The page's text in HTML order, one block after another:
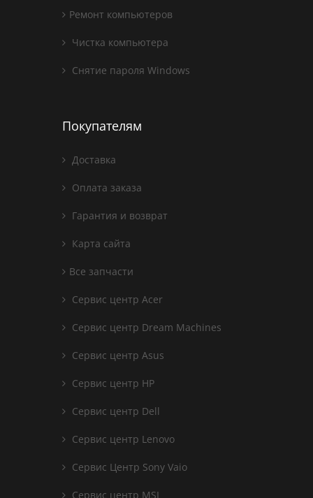
Ремонт компьютеров
Чистка компьютера
Снятие пароля Windows
Покупателям
Доставка
Оплата заказа
Гарантия и возврат
Карта сайта
Все запчасти
Сервис центр Acer
Сервис центр Dream Machines
Сервис центр Asus
Сервис центр HP
Сервис центр Dell
Сервис центр Lenovo
Сервис Центр Sony Vaio
Сервис центр MSI